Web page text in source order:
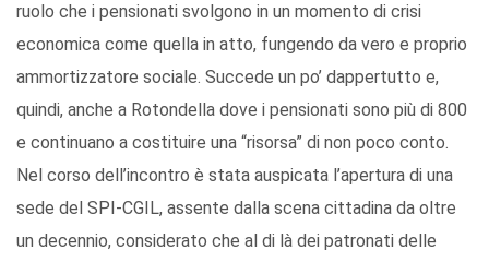
ruolo che i pensionati svolgono in un momento di crisi
economica come quella in atto, fungendo da vero e proprio
ammortizzatore sociale. Succede un po’ dappertutto e,
quindi, anche a Rotondella dove i pensionati sono più di 800
e continuano a costituire una “risorsa” di non poco conto.
Nel corso dell’incontro è stata auspicata l’apertura di una
sede del SPI-CGIL, assente dalla scena cittadina da oltre
un decennio, considerato che al di là dei patronati delle